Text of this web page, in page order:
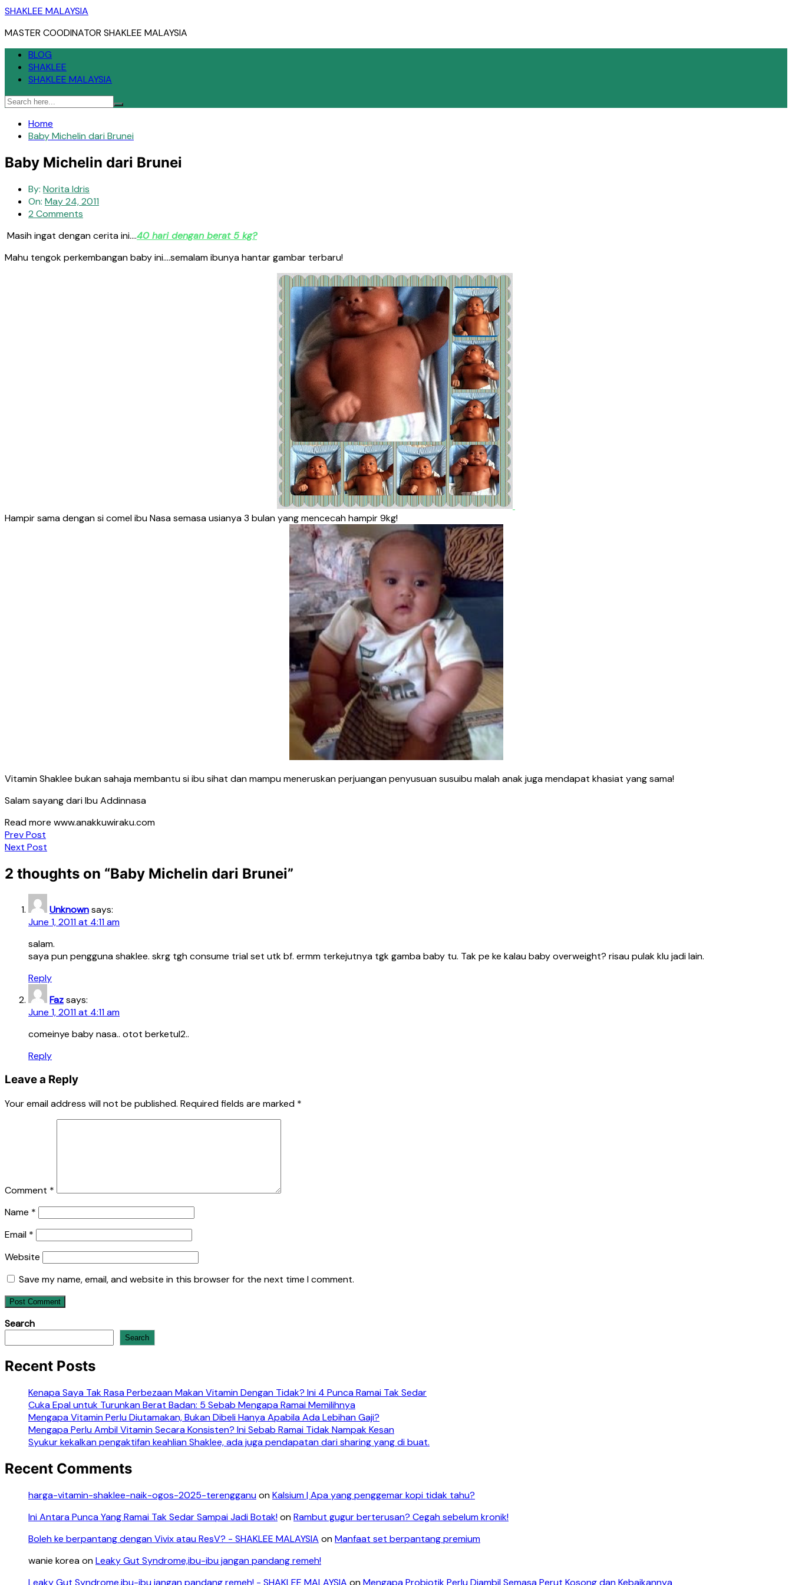
Skip
content
SHAKLEE MALAYSIA
MASTER COODINATOR SHAKLEE MALAYSIA
BLOG
SHAKLEE
SHAKLEE MALAYSIA
Home
Baby Michelin dari Brunei
Baby Michelin dari Brunei
By: Norita Idris
On: May 24, 2011
2 Comments
Masih ingat dengan cerita ini….40 hari dengan berat 5 kg?
Mahu tengok perkembangan baby ini….semalam ibunya hantar gambar terbaru!
Hampir sama dengan si comel ibu Nasa semasa usianya 3 bulan yang mencecah hampir 9kg!
Vitamin Shaklee bukan sahaja membantu si ibu sihat dan mampu meneruskan perjuangan penyusuan susuibu malah anak juga mendapat khasiat yang sama!
Salam sayang dari Ibu Addinnasa
Read more www.anakkuwiraku.com
Post
navigation
Prev Post
Next Post
2 thoughts on “Baby Michelin dari Brunei”
Unknownsays:
June 1, 2011 at 4:11 am
salam.
saya pun pengguna shaklee. skrg tgh consume trial set utk bf. ermm terkejutnya tgk gamba baby tu. Tak pe ke kalau baby overweight? risau pulak klu jadi lain.
Reply
Fazsays:
June 1, 2011 at 4:11 am
comeinye baby nasa.. otot berketul2..
Reply
Leave a Reply
Your email address will not be published. Required fields are marked *
Comment *
Name *
Email *
Website
Save my name, email, and website in this browser for the next time I comment.
Search
Search
Recent Posts
Kenapa Saya Tak Rasa Perbezaan Makan Vitamin Dengan Tidak? Ini 4 Punca Ramai Tak Sedar
Cuka Epal untuk Turunkan Berat Badan: 5 Sebab Mengapa Ramai Memilihnya
Mengapa Vitamin Perlu Diutamakan, Bukan Dibeli Hanya Apabila Ada Lebihan Gaji?
Mengapa Perlu Ambil Vitamin Secara Konsisten? Ini Sebab Ramai Tidak Nampak Kesan
Syukur kekalkan pengaktifan keahlian Shaklee, ada juga pendapatan dari sharing yang di buat.
Recent Comments
harga-vitamin-shaklee-naik-ogos-2025-terengganuonKalsium | Apa yang penggemar kopi tidak tahu?
Ini Antara Punca Yang Ramai Tak Sedar Sampai Jadi Botak!onRambut gugur berterusan? Cegah sebelum kronik!
Boleh ke berpantang dengan Vivix atau ResV? - SHAKLEE MALAYSIA onManfaat set berpantang premium
wanie koreaonLeaky Gut Syndrome,ibu-ibu jangan pandang remeh!
Leaky Gut Syndrome,ibu-ibu jangan pandang remeh! - SHAKLEE MALAYSIA onMengapa Probiotik Perlu Diambil Semasa Perut Kosong dan Kebaikannya